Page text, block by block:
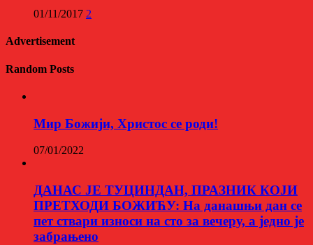
01/11/2017 2
Advertisement
Random Posts
Мир Божији, Христос се роди!
07/01/2022
ДАНАС ЈЕ ТУЦИНДАН, ПРАЗНИК КОЈИ
ПРЕТХОДИ БОЖИЋУ: На данашњи дан се
пет ствари износи на сто за вечеру, а једно је
забрањено